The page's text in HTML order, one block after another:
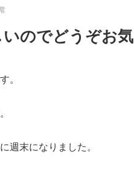
のでどうぞお気
。
週末になりました。